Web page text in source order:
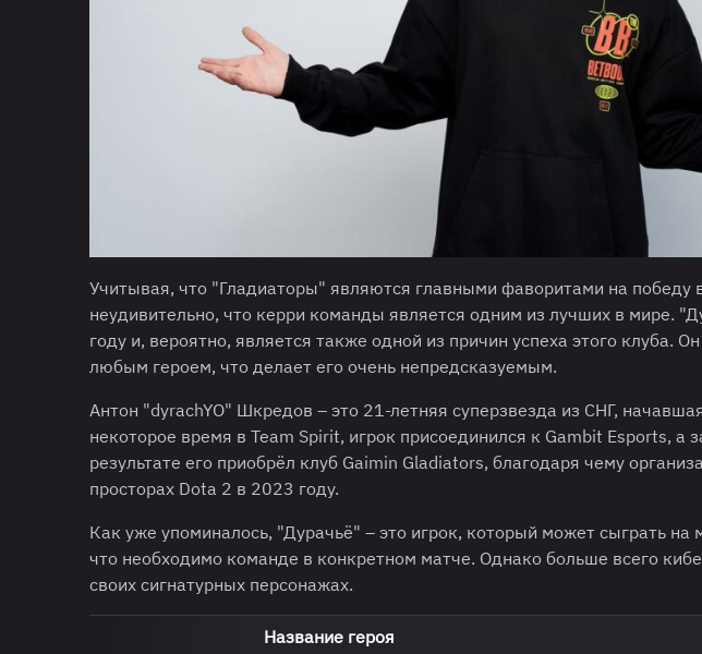
Учитывая, что "Гладиаторы" являются главными фаворитами на победу
неудивительно, что керри команды является одним из лучших в мире.
году и, вероятно, является также одной из причин успеха этого клуба.
любым героем, что делает его очень непредсказуемым.
Антон "dyrachYO" Шкредов – это 21-летняя суперзвезда из СНГ,
некоторое время в Team Spirit, игрок присоединился к Gambit Esports, а
результате его приобрёл клуб Gaimin Gladiators, благодаря чему
просторах Dota 2 в 2023 году.
Как уже упоминалось, "Дурачьё" – это игрок, который может сыграть на
что необходимо команде в конкретном матче. Однако больше всего
своих сигнатурных персонажах.
Название героя